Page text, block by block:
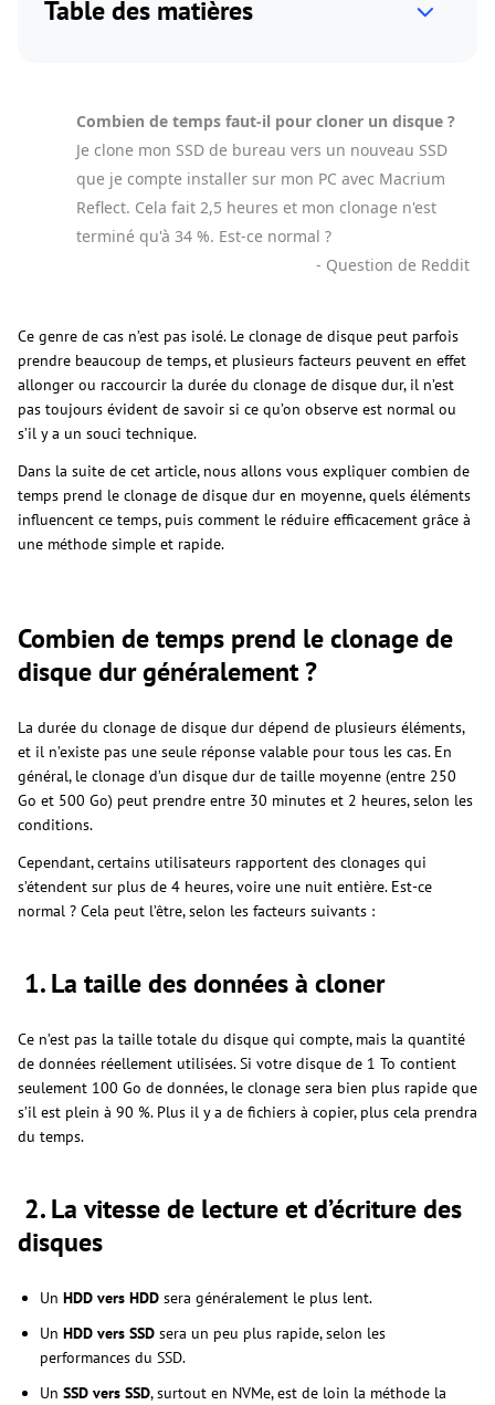
Table des matières
Combien de temps faut-il pour cloner un disque ?
Je clone mon SSD de bureau vers un nouveau SSD
que je compte installer sur mon PC avec Macrium
Reflect. Cela fait 2,5 heures et mon clonage n'est
terminé qu'à 34 %. Est-ce normal ?
- Question de Reddit
Ce genre de cas n’est pas isolé. Le clonage de disque peut parfois
prendre beaucoup de temps, et plusieurs facteurs peuvent en effet
allonger ou raccourcir la durée du clonage de disque dur, il n’est
pas toujours évident de savoir si ce qu’on observe est normal ou
s’il y a un souci technique.
Dans la suite de cet article, nous allons vous expliquer combien de
temps prend le clonage de disque dur en moyenne, quels éléments
influencent ce temps, puis comment le réduire efficacement grâce à
une méthode simple et rapide.
Combien de temps prend le clonage de
disque dur généralement ?
La durée du clonage de disque dur dépend de plusieurs éléments,
et il n’existe pas une seule réponse valable pour tous les cas. En
général, le clonage d’un disque dur de taille moyenne (entre 250
Go et 500 Go) peut prendre entre 30 minutes et 2 heures, selon les
conditions.
Cependant, certains utilisateurs rapportent des clonages qui
s’étendent sur plus de 4 heures, voire une nuit entière. Est-ce
normal ? Cela peut l’être, selon les facteurs suivants :
1. La taille des données à cloner
Ce n’est pas la taille totale du disque qui compte, mais la quantité
de données réellement utilisées. Si votre disque de 1 To contient
seulement 100 Go de données, le clonage sera bien plus rapide que
s’il est plein à 90 %. Plus il y a de fichiers à copier, plus cela prendra
du temps.
2. La vitesse de lecture et d’écriture des
disques
Un HDD vers HDD sera généralement le plus lent.
Un HDD vers SSD sera un peu plus rapide, selon les
performances du SSD.
Un SSD vers SSD, surtout en NVMe, est de loin la méthode la